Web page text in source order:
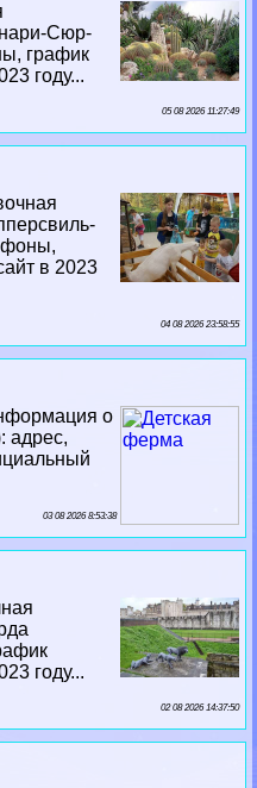
Сюр-
график
году...
05 08 2026 11:27:49
в 2023
04 08 2026 23:58:55
о
адрес,
03 08 2026 8:53:38
году...
02 08 2026 14:37:50